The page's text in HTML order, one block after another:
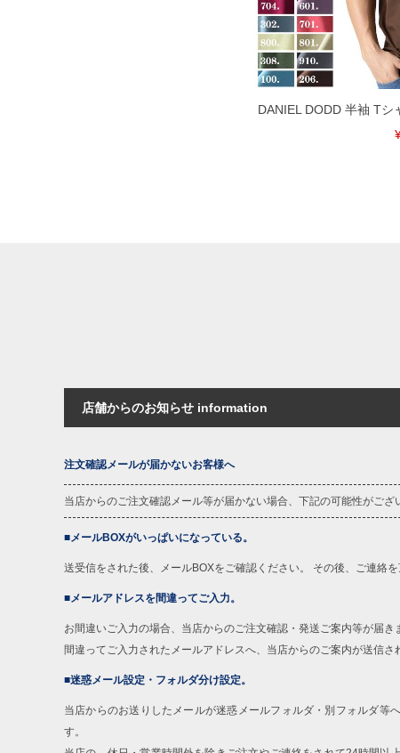
DANIEL DODD 半袖 T
店舗からのお知らせ information
注文確認メールが届かないお客様へ
当店からのご注文確認メール等が届かない場合、下記の可能性がござ
■メールBOXがいっぱいになっている。
送受信をされた後、メールBOXをご確認ください。 その後、ご連絡
■メールアドレスを間違ってご入力。
お間違いご入力の場合、当店からのご注文確認・発送ご案内等が届き
間違ってご入力されたメールアドレスへ、当店からのご案内が送信さ
■迷惑メール設定・フォルダ分け設定。
当店からのお送りしたメールが迷惑メールフォルダ・別フォルダ等
す。